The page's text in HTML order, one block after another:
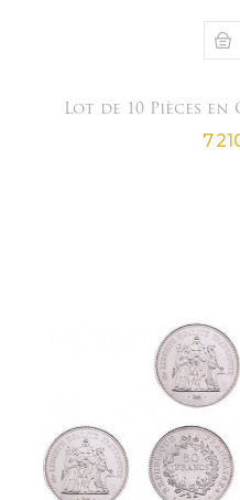
Lot de 10 Pièces
Prix
7